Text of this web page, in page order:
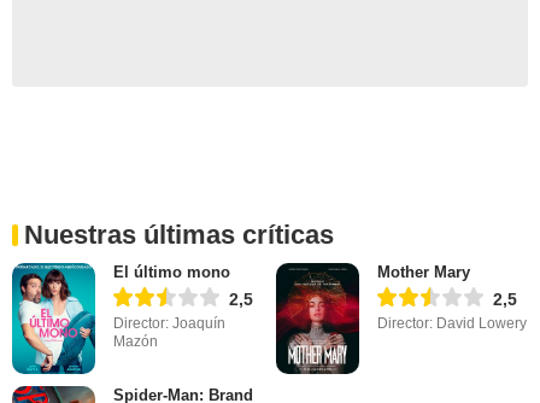
Nuestras últimas críticas
El último mono
2,5
Director: Joaquín
Mazón
Mother Mary
2,5
Director: David Lowery
Spider-Man: Brand